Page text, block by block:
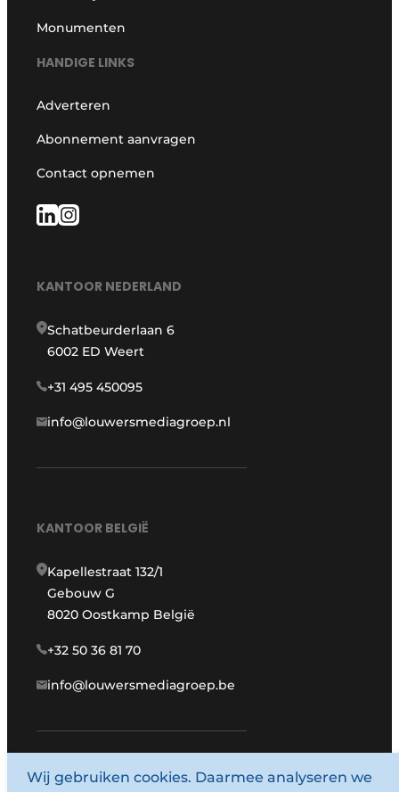
Monumenten
HANDIGE LINKS
Adverteren
Abonnement aanvragen
Contact opnemen
KANTOOR NEDERLAND
Schatbeurderlaan 6
6002 ED Weert
+31 495 450095
info@louwersmediagroep.nl
KANTOOR BELGIË
Kapellestraat 132/1
Gebouw G
8020 Oostkamp België
+32 50 36 81 70
info@louwersmediagroep.be
www.louwersmediagroep.com
Wij gebruiken cookies. Daarmee analyseren we